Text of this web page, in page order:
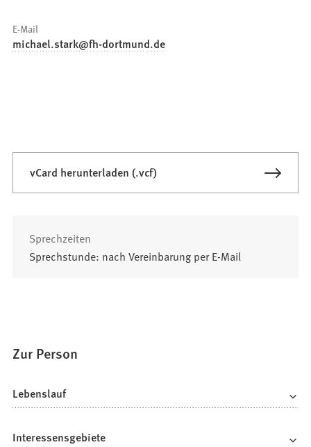
E-Mail
michael.stark fh-dortmund de
vCard herunterladen (.vcf)
Sprechzeiten
Sprechstunde: nach Vereinbarung per E-Mail
Zur Person
Lebenslauf
Interessensgebiete